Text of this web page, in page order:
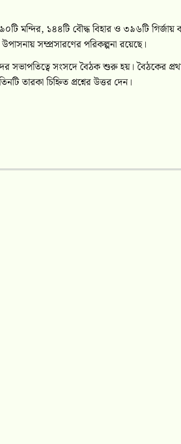
১৪৪টি বৌদ্ধ বিহার ও ৩৯৬টি গির্জায়
উপাসনায় সম্প্রসারণের পরিকল্পনা রয়েছে।
সভাপতিত্বে সংসদে বৈঠক শুরু হয়। বৈঠকের প্রথম
তারকা চিহ্নিত প্রশ্নের উত্তর দেন।